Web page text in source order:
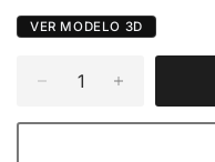
VER MODELO 3D